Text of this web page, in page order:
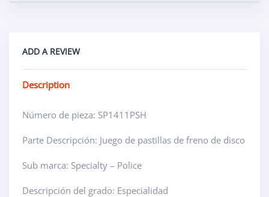
ADD A REVIEW
Description
Número de pieza: SP1411PSH
Parte Descripción: Juego de pastillas de freno de disco
Sub marca: Specialty – Police
Descripción del grado: Especialidad